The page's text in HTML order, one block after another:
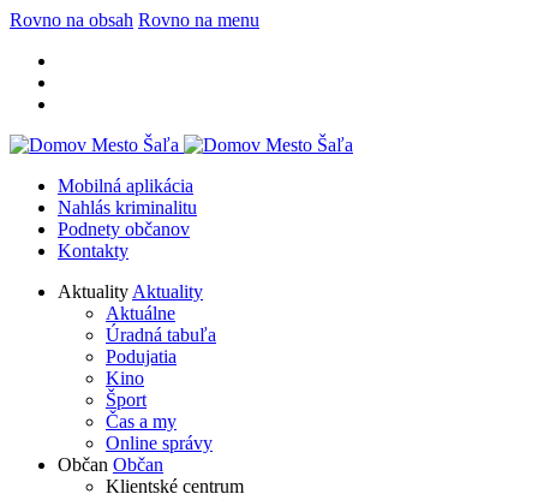
Rovno na obsah Rovno na menu
Mobilná aplikácia
Nahlás kriminalitu
Podnety občanov
Kontakty
Aktuality Aktuality
Aktuálne
Úradná tabuľa
Podujatia
Kino
Šport
Čas a my
Online správy
Občan Občan
Klientské centrum